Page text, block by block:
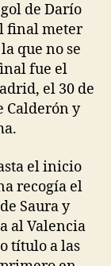
de Darío
final meter
que no se
fue el
el 30 de
Calderón y
el inicio
recogía el
Saura y
al Valencia
título a las